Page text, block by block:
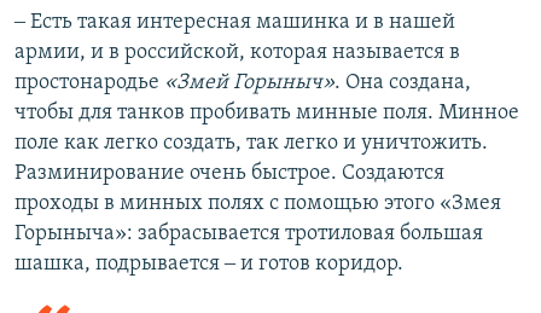
‒ Есть такая интересная машинка и в нашей
армии, и в российской, которая называется в
простонародье «Змей Горыныч». Она создана,
чтобы для танков пробивать минные поля. Минное
поле как легко создать, так легко и уничтожить.
Разминирование очень быстрое. Создаются
проходы в минных полях с помощью этого «Змея
Горыныча»: забрасывается тротиловая большая
шашка, подрывается ‒ и готов коридор.